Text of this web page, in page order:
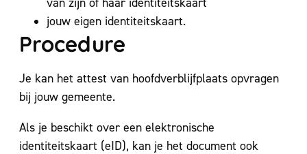
jouw eigen identiteitskaart.
Procedure
Je kan het attest van hoofdverblijfplaats opvragen
bij jouw gemeente.
Als je beschikt over een elektronische
identiteitskaart (eID), kan je het document ook